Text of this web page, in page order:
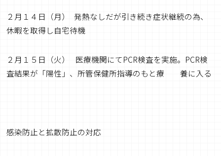
２月１４日（月） 発熱なしだが引き続き症状継続の為、
休暇を取得し自宅待機
２月１５日（火） 医療機関にてPCR検査を実施。PCR検
査結果が「陽性」、所管保健所指導のもと療 養に入る
感染防止と拡散防止の対応